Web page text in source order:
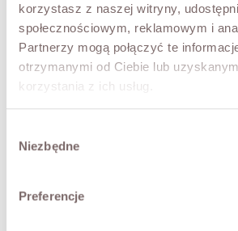
korzystasz z naszej witryny,
społecznościowym, reklamowym i
Partnerzy mogą połączyć te
otrzymanymi od Ciebie lub
korzystania z ich usług.
zgody
Niezbędne
Preferencje
NEW! TRY IT ON
DESCRIPTION
snug fit, these trousers feature
Straight, slightly looser legs lend a
• Side pockets,